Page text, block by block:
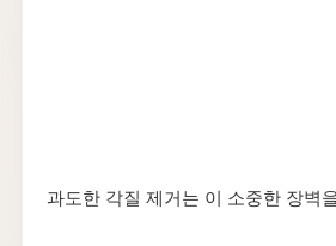
과도한 각질 제거는 이 소중한 장벽